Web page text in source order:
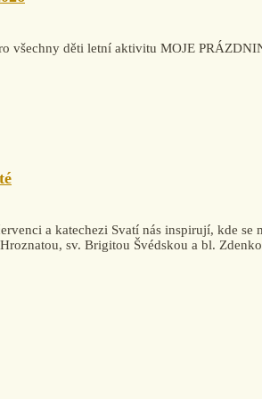
všechny děti letní aktivitu MOJE
a katechezi Svatí nás inspirují, kde se
sv. Brigitou Švédskou a bl.